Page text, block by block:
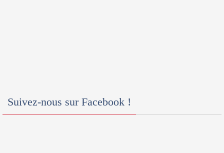
Suivez-nous sur Facebook !